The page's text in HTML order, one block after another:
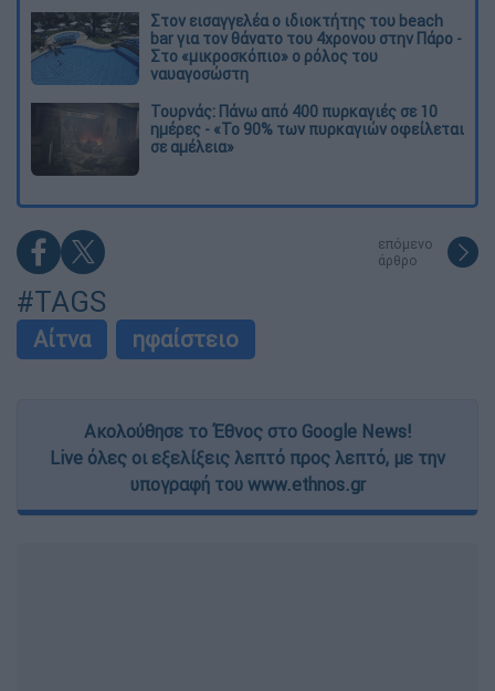
Στον εισαγγελέα ο ιδιοκτήτης του beach
bar για τον θάνατο του 4χρονου στην Πάρο -
Στο «μικροσκόπιο» ο ρόλος του
ναυαγοσώστη
Τουρνάς: Πάνω από 400 πυρκαγιές σε 10
ημέρες - «Το 90% των πυρκαγιών οφείλεται
σε αμέλεια»
επόμενο
άρθρο
#TAGS
Αίτνα ηφαίστειο
Ακολούθησε το Έθνος στο Google News!
Live όλες οι εξελίξεις λεπτό προς λεπτό, με την
υπογραφή του www.ethnos.gr